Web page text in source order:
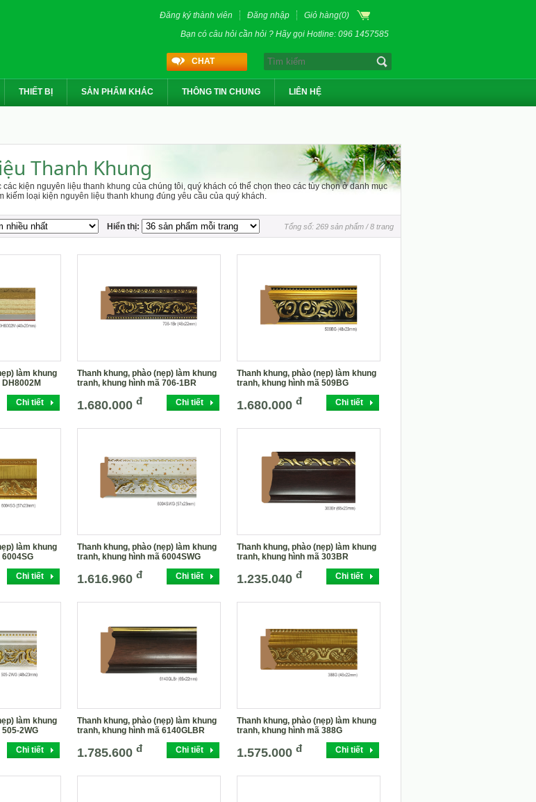
Đăng ký thành viên Đăng nhập Giỏ hàng(0)
Bạn có câu hỏi cần hỏi ? Hãy gọi Hotline: 096 1457585
CHAT
THIẾT BỊ SẢN PHẨM KHÁC THÔNG TIN CHUNG LIÊN HỆ
Thanh Khung
kiện nguyên liệu thanh khung của chúng tôi, quý khách có thể chọn theo các tùy chọn ở danh mục
kiếm loại kiện nguyên liệu thanh khung đúng yêu cầu của quý khách.
Tổng số: 269 sản phẩm / 8 trang
Hiển thị:
làm khung
Chi tiết
Thanh khung, phào (nẹp) làm khung
tranh, khung hình mã 706-1BR
Chi tiết
1.680.000 đ
Thanh khung, phào (nẹp) làm khung
tranh, khung hình mã 509BG
Chi tiết
1.680.000 đ
làm khung
Chi tiết
Thanh khung, phào (nẹp) làm khung
tranh, khung hình mã 6004SWG
Chi tiết
1.616.960 đ
Thanh khung, phào (nẹp) làm khung
tranh, khung hình mã 303BR
Chi tiết
1.235.040 đ
làm khung
2WG
Chi tiết
Thanh khung, phào (nẹp) làm khung
tranh, khung hình mã 6140GLBR
Chi tiết
1.785.600 đ
Thanh khung, phào (nẹp) làm khung
tranh, khung hình mã 388G
Chi tiết
1.575.000 đ